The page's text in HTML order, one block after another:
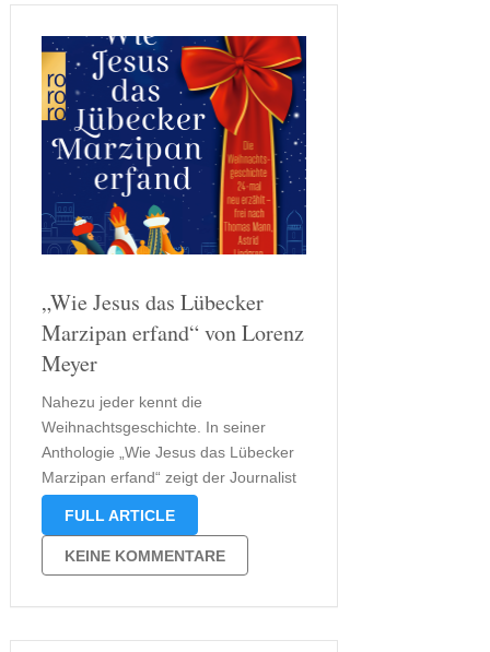
ihre Zeit begrenzt. …
„Wie Jesus das Lübecker
Marzipan erfand“ von Lorenz
Meyer
Nahezu jeder kennt die
Weihnachtsgeschichte. In seiner
Anthologie „Wie Jesus das Lübecker
Marzipan erfand“ zeigt der Journalist
und Medienkritiker Lorenz Meyer,
Geburt ganz unterschiedlich erzählen
kann. Hier erzählt er nicht nur, wie
Jesus das Lübecker Marzipan erfand
FULL ARTICLE
KEINE KOMMENTARE